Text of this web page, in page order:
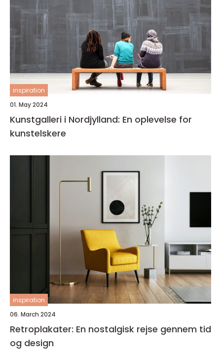
inspiration
01. May 2024
Kunstgalleri i Nordjylland: En oplevelse for
kunstelskere
inspiration
06. March 2024
Retroplakater: En nostalgisk rejse gennem tid
og design